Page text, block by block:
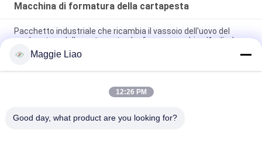
Macchina di formatura della cartapesta
Pacchetto industriale che ricambia il vassoio dell'uovo del
modanatura della cartapesta che forma macchina/1 cilindro
cartapesta semiautomatica eliminabile
Polpa che modella la mini muffa integrante/prodotto di prova
Maggie Liao
12:26 PM
Good day, what product are you looking for?